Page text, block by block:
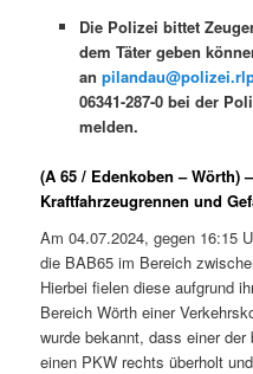
Die Polizei bittet
dem Täter geben
an
06341-287-0 bei der
melden.
(A 65 / Edenkoben – Wörth)
Kraftfahrzeugrennen und
Am 04.07.2024, gegen 16:15
die BAB65 im Bereich
Hierbei fielen diese aufgrund
Bereich Wörth einer
wurde bekannt, dass einer
einen PKW rechts überholt